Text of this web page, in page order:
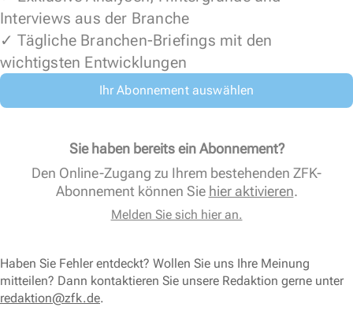
Interviews aus der Branche
✓ Tägliche Branchen-Briefings mit den
wichtigsten Entwicklungen
Ihr Abonnement auswählen
Sie haben bereits ein Abonnement?
Den Online-Zugang zu Ihrem bestehenden ZFK-
Abonnement können Sie hier aktivieren.
Melden Sie sich hier an.
Haben Sie Fehler entdeckt? Wollen Sie uns Ihre Meinung
mitteilen? Dann kontaktieren Sie unsere Redaktion gerne unter
redaktion@zfk.de.